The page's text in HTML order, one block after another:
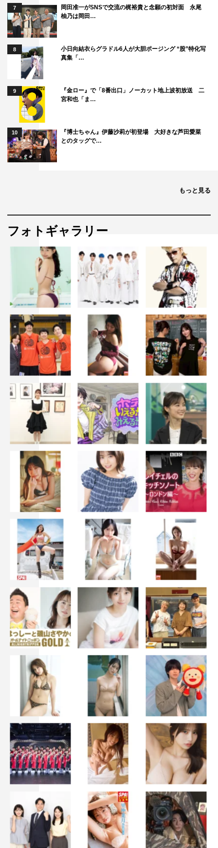
7
岡田准一がSNSで交流の梶裕貴と念願の初対面 永尾
柚乃は岡田…
8
小日向結衣らグラドル6人が大胆ポージング “股”特化写
真集「…
9
『金ロー』で「8番出口」ノーカット地上波初放送 二
宮和也「ま…
10
『博士ちゃん』伊藤沙莉が初登場 大好きな芦田愛菜
とのタッグで…
もっと見る
フォトギャラリー